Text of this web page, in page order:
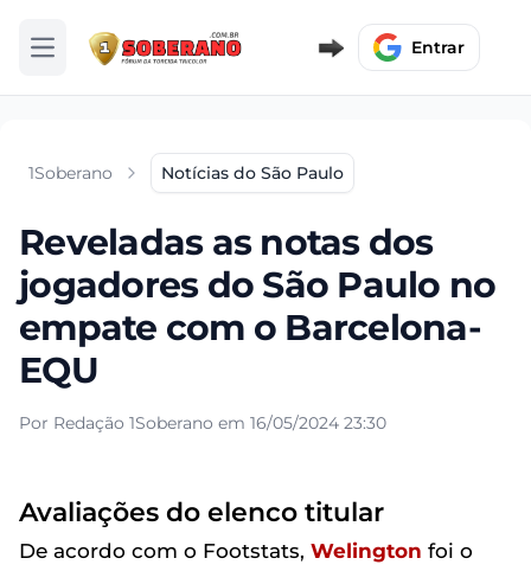
Abrir menu Entrar
1Soberano Notícias do São Paulo
Reveladas as notas dos
jogadores do São Paulo no
empate com o Barcelona-
EQU
Por Redação 1Soberano em 16/05/2024 23:30
Avaliações do elenco titular
De acordo com o Footstats, Welington foi o